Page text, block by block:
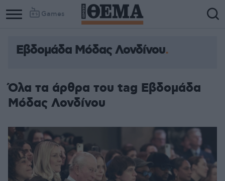
Games
Εβδομάδα Μόδας Λονδίνου
Όλα τα άρθρα του tag Εβδομάδα
Μόδας Λονδίνου